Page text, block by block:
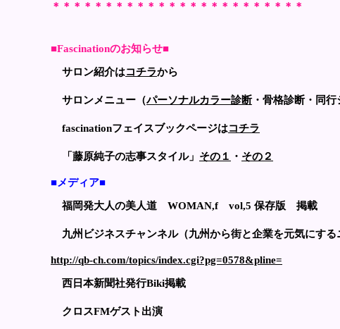
＊＊＊＊＊＊＊＊＊＊＊＊＊＊＊＊＊＊＊＊＊＊＊＊
■Fascinationのお知らせ■
サロン紹介はコチラから
サロンメニュー（パーソナルカラー診断・骨格診断・同
fascinationフェイスブックページはコチラ
「藤原純子の志事スタイル」 その１ ・ その２
■メディア■
福岡発大人の美人道 WOMAN,f vol,5 保存版 掲載
九州ビジネスチャンネル（九州から街と企業を元気にす
http://qb-ch.com/topics/index.cgi?pg=0578&pline=
西日本新聞社発行Biki掲載
クロスFMゲスト出演